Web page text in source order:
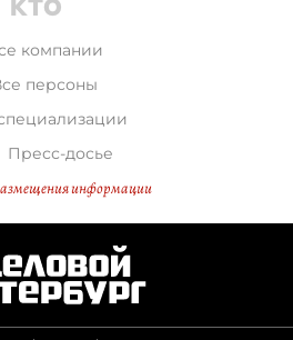
компании
персоны
Пресс-досье
информации